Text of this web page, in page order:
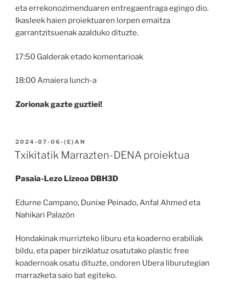
eta errekonozimenduaren entregaentraga egingo dio.
Ikasleek haien proiektuaren lorpen emaitza
garrantzitsuenak azalduko dituzte.
17:50 Galderak etado komentarioak
18:00 Amaiera lunch-a
Zorionak gazte guztiei!
2024-07-06-(E)AN
Txikitatik Marrazten-DENA proiektua
Pasaia-Lezo Lizeoa DBH3D
Edurne Campano, Dunixe Peinado, Anfal Ahmed eta
Nahikari Palazón
Hondakinak murrizteko liburu eta koaderno erabiliak
bildu, eta paper birziklatuz osatutako plastic free
koadernoak osatu dituzte, ondoren Ubera liburutegian
marrazketa saio bat egiteko.